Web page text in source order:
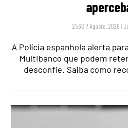
21:30 7 Agosto, 2026 |
A Polícia espanhola alerta
Multibanco que podem
desconfie. Saiba como